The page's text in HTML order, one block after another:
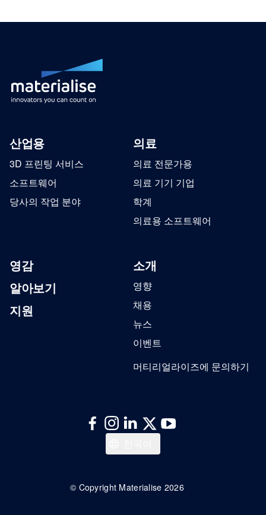
산업용
3D 프린팅 서비스
소프트웨어
당사의 작업 분야
의료
의료 전문가용
의료 기기 기업
학계
의료용 소프트웨어
영감
알아보기
지원
소개
영향
채용
뉴스
이벤트
머티리얼라이즈에 문의하기
Deutsch
© Copyright Materialise 2026